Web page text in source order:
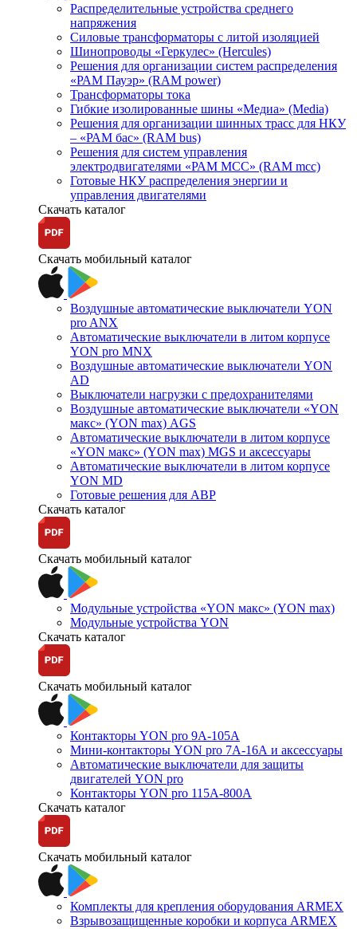
Распределительные устройства среднего
напряжения
Силовые трансформаторы с литой изоляцией
Шинопроводы «Геркулес» (Hercules)
Решения для организации систем распределения
«РАМ Пауэр» (RAM power)
Трансформаторы тока
Гибкие изолированные шины «Медиа» (Media)
Решения для организации шинных трасс для НКУ
– «РАМ бас» (RAM bus)
Решения для систем управления
электродвигателями «РАМ МСС» (RAM mcc)
Готовые НКУ распределения энергии и
управления двигателями
Скачать каталог
Скачать мобильный каталог
Воздушные автоматические выключатели YON
pro ANX
Автоматические выключатели в литом корпусе
YON pro MNX
Воздушные автоматические выключатели YON
AD
Выключатели нагрузки с предохранителями
Воздушные автоматические выключатели «YON
макс» (YON max) AGS
Автоматические выключатели в литом корпусе
«YON макс» (YON max) MGS и аксессуары
Автоматические выключатели в литом корпусе
YON MD
Готовые решения для АВР
Скачать каталог
Скачать мобильный каталог
Модульные устройства «YON макс» (YON max)
Модульные устройства YON
Скачать каталог
Скачать мобильный каталог
Контакторы YON pro 9А-105А
Мини-контакторы YON pro 7А-16А и аксессуары
Автоматические выключатели для защиты
двигателей YON pro
Контакторы YON pro 115А-800А
Скачать каталог
Скачать мобильный каталог
Комплекты для крепления оборудования ARMEX
Взрывозащищенные коробки и корпуса ARMEX